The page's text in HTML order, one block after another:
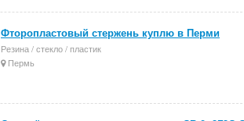
Фторопластовый стержень куплю в Перми
Резина / стекло / пластик
Пермь